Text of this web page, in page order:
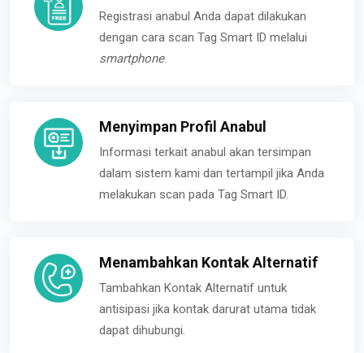
Registrasi anabul Anda dapat dilakukan
dengan cara scan Tag Smart ID melalui
smartphone.
Menyimpan Profil Anabul
Informasi terkait anabul akan tersimpan
dalam sistem kami dan tertampil jika Anda
melakukan scan pada Tag Smart ID.
Menambahkan Kontak Alternatif
Tambahkan Kontak Alternatif untuk
antisipasi jika kontak darurat utama tidak
dapat dihubungi.